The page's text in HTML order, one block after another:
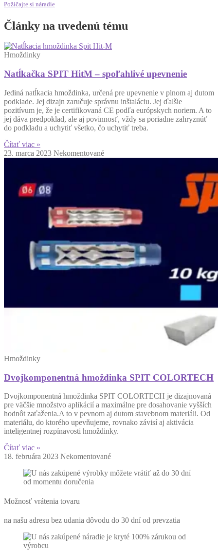
Požičajte si náradie
Články na uvedenú tému
Hmoždinky
Natĺkačka SPIT HitM – spoľahlivé upevnenie
Jediná natĺkacia hmoždinka, určená pre upevnenie v plnom aj dutom
podklade. Jej dizajn zaručuje správnu inštaláciu. Jej ďalšie
pozitívum je, že je certifikovaná CE podľa európskych noriem. A to
jej dáva predpoklad, ale aj povinnosť, vždy sa poriadne zahryznúť
do podkladu a uchytiť všetko, čo uchytiť treba.
Čítať viac »
23. marca 2023 Nekomentované
Hmoždinky
Dvojkomponentná hmoždinka SPIT COLORTECH
Dvojkomponentná hmoždinka SPIT COLORTECH je dizajnovaná
pre väčšie množstvo aplikácií a maximálne pre dosahovanie vyšších
hodnôt zaťaženia.A to v pevnom aj dutom stavebnom materiáli. Od
materiálu, do ktorého upevňujeme, rovnako závisí aj aktivácia
inteligentnej rozpínavosti hmoždinky.
Čítať viac »
18. februára 2023 Nekomentované
Možnosť vrátenia tovaru
na našu adresu bez udania dôvodu do 30 dní od prevzatia